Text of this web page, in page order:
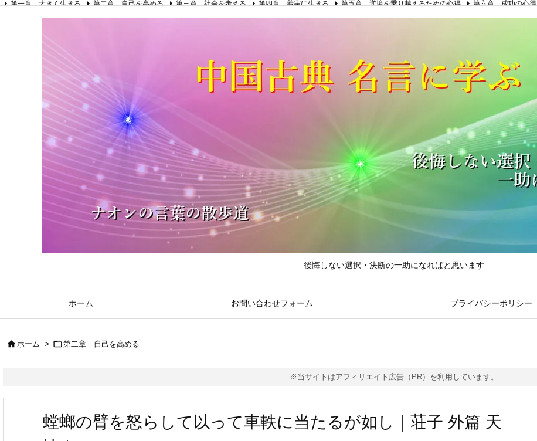
後悔しない選択・決断の一助になればと思います
ホーム お問い合わせフォーム プライバシーポリシー
第一章 大きく生きる 第二章 自己を高める 第三章 社会を考える 第四章 着実に生きる 第五章 逆境を乗り越えるための心得 第六章 成功の心得
ホーム > 第二章 自己を高める
※当サイトはアフィリエイト広告（PR）を利用しています。
螳螂の臂を怒らして以って車軼に当たるが如し｜荘子 外篇 天